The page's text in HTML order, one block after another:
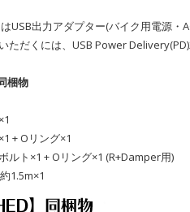
USB出力アダプター(バイク用電源・
ただくには、USB Power
梱物
+ Oリング×1
ルト×1 + Oリング×1 (R+Damper用)
1.5m×1